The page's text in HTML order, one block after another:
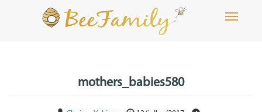
Toggle
mothers_babies580